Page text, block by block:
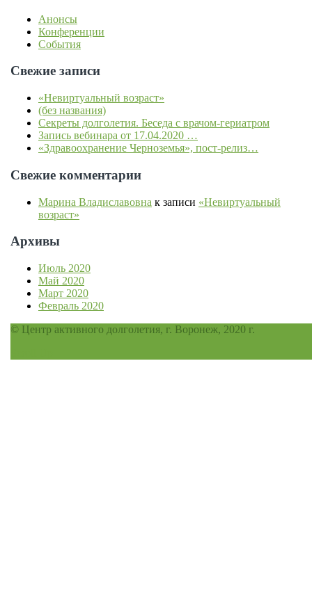
Анонсы
Конференции
События
Свежие записи
«Невиртуальный возраст»
(без названия)
Секреты долголетия. Беседа с врачом-гериатром
Запись вебинара от 17.04.2020 …
«Здравоохранение Черноземья», пост-релиз…
Свежие комментарии
Марина Владиславовна к записи «Невиртуальный
возраст»
Архивы
Июль 2020
Май 2020
Март 2020
Февраль 2020
© Центр активного долголетия, г. Воронеж, 2020 г.